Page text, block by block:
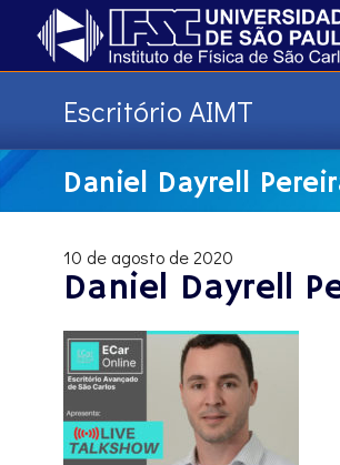
Escritório AIMT
Daniel Dayrell
10 de agosto de 2020
Daniel Dayrell